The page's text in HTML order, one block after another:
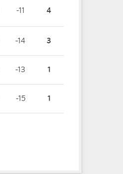
-11 4
-14 3
-13 1
-15 1